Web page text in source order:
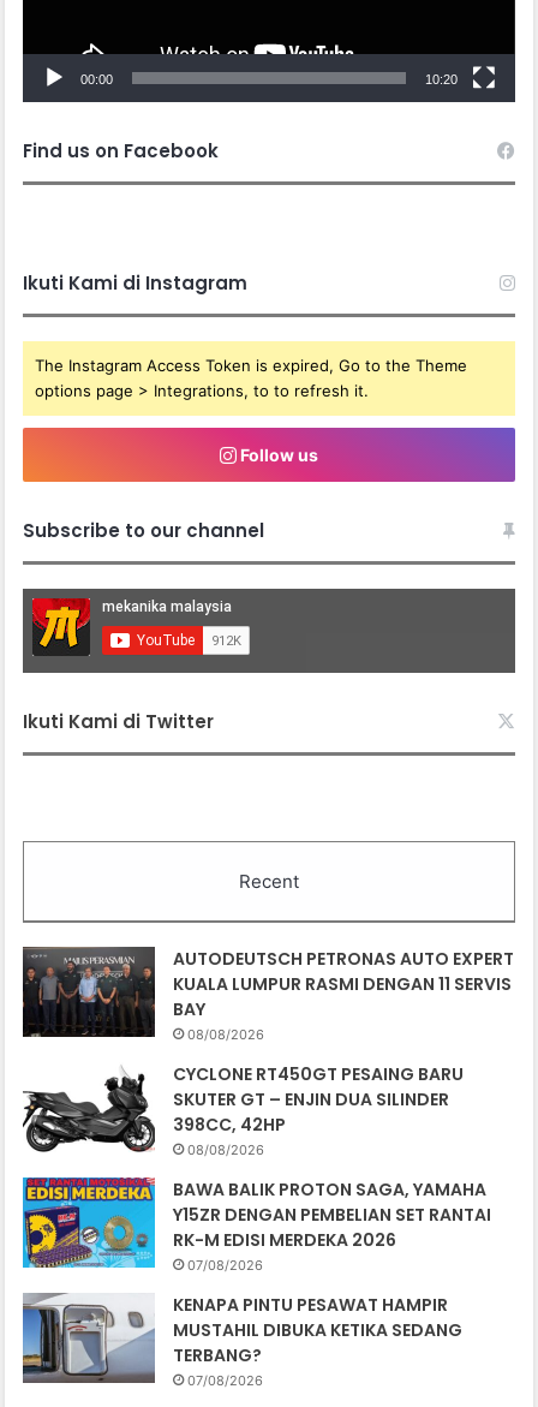
00:00 10:20
Find us on Facebook
Ikuti Kami di Instagram
The Instagram Access Token is expired, Go to the Theme
options page > Integrations, to to refresh it.
Follow us
Subscribe to our channel
Ikuti Kami di Twitter
Recent
AUTODEUTSCH PETRONAS AUTO EXPERT
KUALA LUMPUR RASMI DENGAN 11 SERVIS
BAY
08/08/2026
CYCLONE RT450GT PESAING BARU
SKUTER GT – ENJIN DUA SILINDER
398CC, 42HP
08/08/2026
BAWA BALIK PROTON SAGA, YAMAHA
Y15ZR DENGAN PEMBELIAN SET RANTAI
RK-M EDISI MERDEKA 2026
07/08/2026
KENAPA PINTU PESAWAT HAMPIR
MUSTAHIL DIBUKA KETIKA SEDANG
TERBANG?
07/08/2026